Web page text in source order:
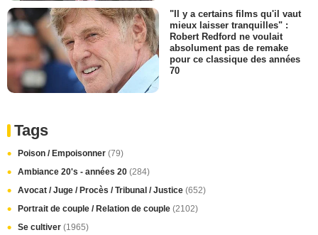
"Il y a certains films qu'il vaut
mieux laisser tranquilles" :
Robert Redford ne voulait
absolument pas de remake
pour ce classique des années
70
Tags
Poison / Empoisonner (79)
Ambiance 20's - années 20 (284)
Avocat / Juge / Procès / Tribunal / Justice (652)
Portrait de couple / Relation de couple (2102)
Se cultiver (1965)